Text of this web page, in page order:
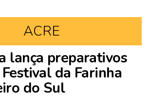
ACRE
lança preparativos
da Farinha
do Sul